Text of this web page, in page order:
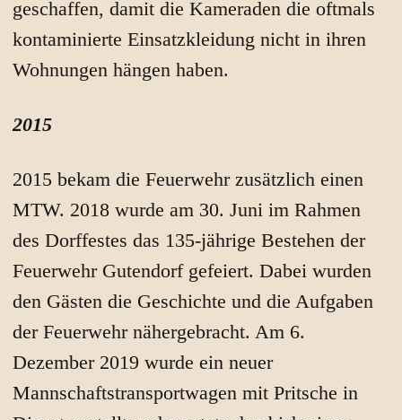
geschaffen, damit die Kameraden die oftmals
kontaminierte Einsatzkleidung nicht in ihren
Wohnungen hängen haben.
2015
2015 bekam die Feuerwehr zusätzlich einen
MTW. 2018 wurde am 30. Juni im Rahmen
des Dorffestes das 135-jährige Bestehen der
Feuerwehr Gutendorf gefeiert. Dabei wurden
den Gästen die Geschichte und die Aufgaben
der Feuerwehr nähergebracht. Am 6.
Dezember 2019 wurde ein neuer
Mannschaftstransportwagen mit Pritsche in